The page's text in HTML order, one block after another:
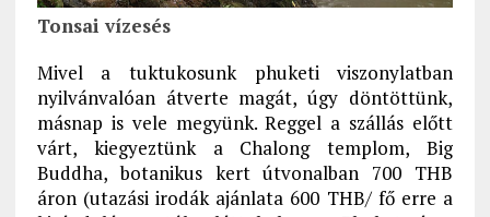
Tonsai vízesés
Mivel a tuktukosunk phuketi viszonylatban
nyilvánvalóan átverte magát, úgy döntöttünk,
másnap is vele megyünk. Reggel a szállás előtt
várt, kiegyeztünk a Chalong templom, Big
Buddha, botanikus kert útvonalban 700 THB
áron (utazási irodák ajánlata 600 THB/ fő erre a